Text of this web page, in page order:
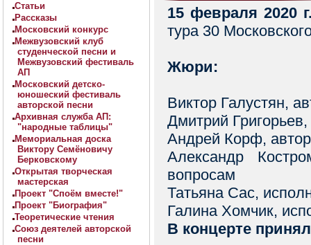
Статьи
Рассказы
Московский конкурс
Межвузовский клуб
студенческой песни и
Межвузовский фестиваль
АП
Московский детско-
юношеский фестиваль
авторской песни
Архивная служба АП:
"народные таблицы"
Мемориальная доска
Виктору Семёновичу
Берковскому
Открытая творческая
мастерская
Проект "Споём вместе!"
Проект "Биография"
Теоретические чтения
Союз деятелей авторской
песни
15 февраля 2020
тура 30
Жюри:
Виктор Галустян,
Дмитрий Григорьев,
Андрей Корф,
Александр
вопросам
Татьяна Сас,
Галина Хомчик,
В концерте